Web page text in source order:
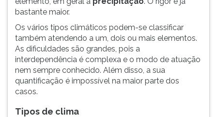
bastante maior.
Os vários tipos climáticos podem-se classificar
também atendendo a um, dois ou mais elementos.
As dificuldades são grandes, pois a
interdependência é complexa e o modo de atuação
nem sempre conhecido. Além disso, a sua
quantificação é impossível na maior parte dos
casos.
Tipos de clima